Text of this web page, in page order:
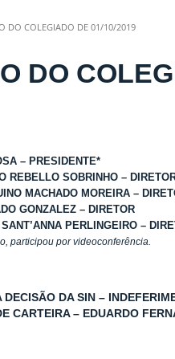
DO COLEGIADO DE 01/10/2019
DO
– PRESIDENTE*
REBELLO SOBRINHO –
MACHADO MOREIRA –
GONZALEZ – DIRETOR
PERLINGEIRO –
participou por videoconferência.
DECISÃO DA SIN –
CARTEIRA – EDUARDO